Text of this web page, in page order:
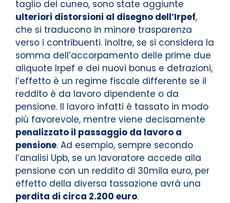
taglio del cuneo, sono state aggiunte
ulteriori distorsioni al disegno dell’Irpef,
che si traducono in minore trasparenza
verso i contribuenti. Inoltre, se si considera la
somma dell’accorpamento delle prime due
aliquote Irpef e dei nuovi bonus e detrazioni,
l’effetto è un regime fiscale differente se il
reddito è da lavoro dipendente o da
pensione. Il lavoro infatti è tassato in modo
più favorevole, mentre viene decisamente
penalizzato il passaggio da lavoro a
pensione. Ad esempio, sempre secondo
l’analisi Upb, se un lavoratore accede alla
pensione con un reddito di 30mila euro, per
effetto della diversa tassazione avrà una
perdita di circa 2.200 euro.